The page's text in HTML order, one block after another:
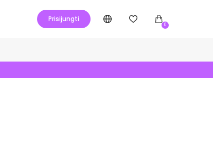
Prisijungti
0